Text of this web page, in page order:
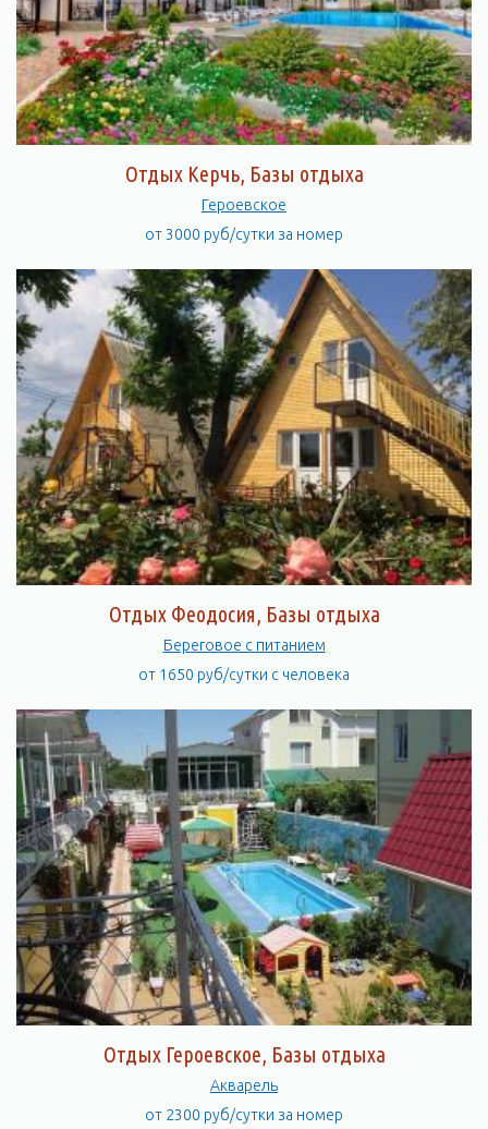
Отдых Керчь, Базы отдыха
Героевское
от 3000 руб/сутки за номер
Отдых Феодосия, Базы отдыха
Береговое с питанием
от 1650 руб/сутки с человека
Отдых Героевское, Базы отдыха
Акварель
от 2300 руб/сутки за номер